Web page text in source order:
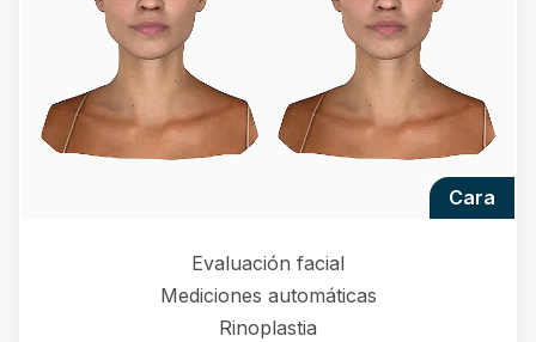
cara
Evaluación facial
Mediciones automáticas
Rinoplastia